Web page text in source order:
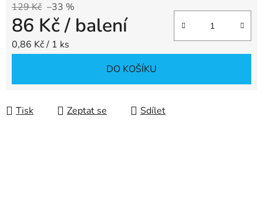
129 Kč –33 %
86 Kč/ balení
Měrná cena:
0,86 Kč / 1 ks
DO KOŠÍKU
Tisk Zeptat se Sdílet